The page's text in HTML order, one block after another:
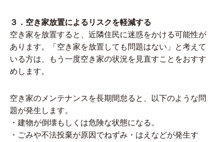
３．空き家放置によるリスクを軽減する
空き家を放置すると、近隣住民に迷惑をかける可能性が
あります。「空き家を放置しても問題はない」と考えて
いる方は、もう一度空き家の状況を見直すことをおすす
めします。
空き家のメンテナンスを長期間怠ると、以下のような問
題が発生します。
・建物が倒壊もしくは危険な状態になる。
・ごみや不法投棄が原因でねずみ・はえなどが発生す